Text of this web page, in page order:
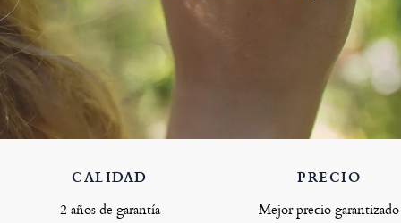
CALIDAD
2 años de garantía
PRECIO
Mejor precio garantizado